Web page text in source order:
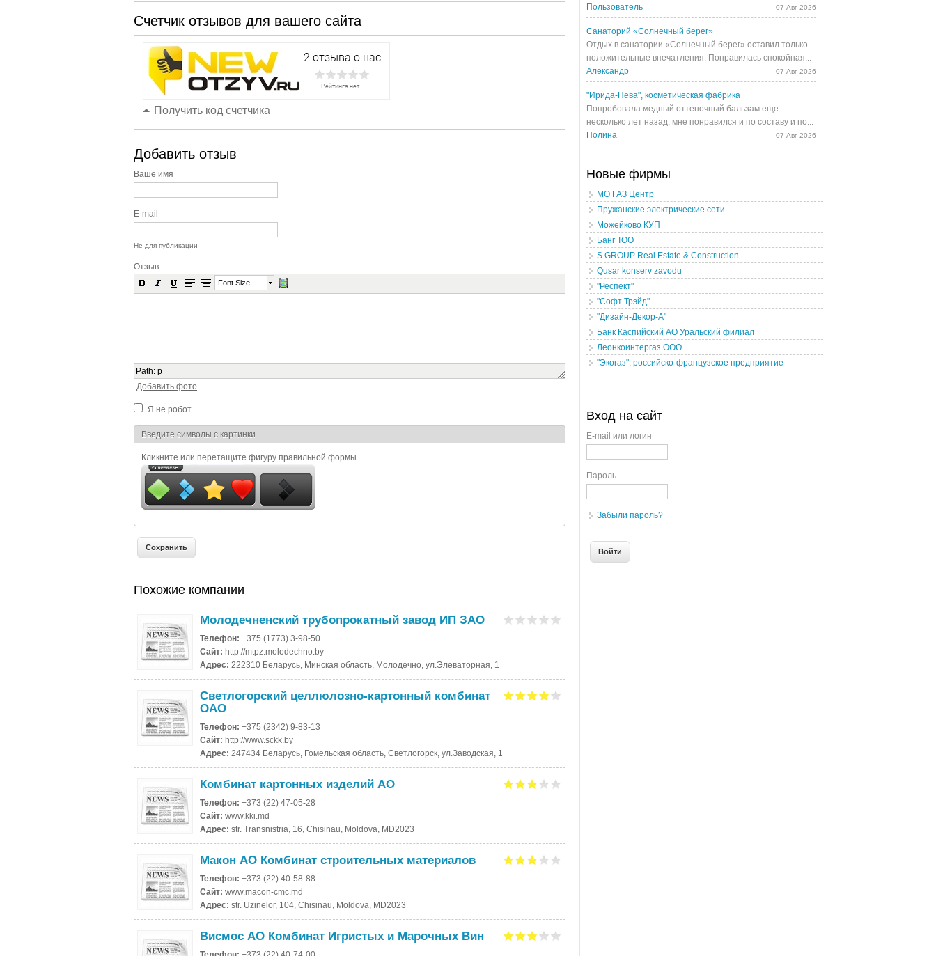
Счетчик отзывов для вашего сайта
Получить код счетчика
Добавить отзыв
Ваше имя
E-mail
Не для публикации
Отзыв
Font Size
Path: p
Добавить фото
Я не робот
Я спамер
Введите символы с картинки
Кликните или перетащите фигуру правильной формы.
Похожие компании
Молодечненский трубопрокатный завод ИП ЗАО
Телефон: +375 (1773) 3-98-50
Сайт: http://mtpz.molodechno.by
Адрес: 222310 Беларусь, Минская область, Молодечно, ул.Элеваторная, 1
Светлогорский целлюлозно-картонный комбинат
ОАО
Телефон: +375 (2342) 9-83-13
Сайт: http://www.sckk.by
Адрес: 247434 Беларусь, Гомельская область, Светлогорск, ул.Заводская, 1
Комбинат картонных изделий АО
Телефон: +373 (22) 47-05-28
Сайт: www.kki.md
Адрес: str. Transnistria, 16, Chisinau, Moldova, MD2023
Макон АО Комбинат строительных материалов
Телефон: +373 (22) 40-58-88
Сайт: www.macon-cmc.md
Адрес: str. Uzinelor, 104, Chisinau, Moldova, MD2023
Висмос АО Комбинат Игристых и Марочных Вин
Пользователь
07 Авг 2026
Санаторий «Солнечный берег»
Отдых в санатории «Солнечный берег» оставил только
положительные впечатления. Понравилась спокойная...
Александр
07 Авг 2026
"Ирида-Нева", косметическая фабрика
Попробовала медный оттеночный бальзам еще
несколько лет назад, мне понравился и по составу и по...
Полина
07 Авг 2026
Новые фирмы
МО ГАЗ Центр
Пружанские электрические сети
Можейково КУП
Банг ТОО
S GROUP Real Estate & Construction
Qusar konserv zavodu
"Респект"
"Софт Трэйд"
"Дизайн-Декор-А"
Банк Каспийский АО Уральский филиал
Леонкоинтергаз ООО
"Экогаз", российско-французское предприятие
Вход на сайт
E-mail или логин
Пароль
Забыли пароль?